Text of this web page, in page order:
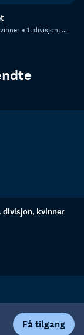
Få tilgang
1. divisjon, kvinner
divisjon, kvinner